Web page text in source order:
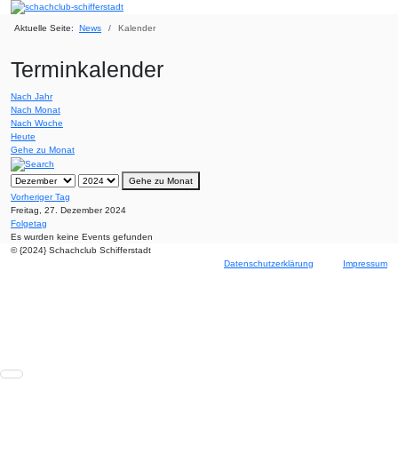
Aktuelle Seite: News Kalender
Terminkalender
Nach Jahr
Nach Monat
Nach Woche
Heute
Gehe zu Monat
Gehe zu Monat
Vorheriger Tag
Freitag, 27. Dezember 2024
Folgetag
Es wurden keine Events gefunden
© {2024} Schachclub Schifferstadt
Datenschutzerklärung
Impressum